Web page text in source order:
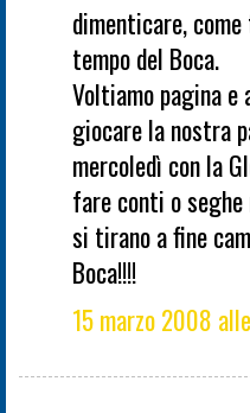
dimenticare,
tempo del Boca.
Voltiamo pagina
giocare la nostra
mercoledì con la
fare conti o
si tirano a fine
Boca!!!!
15 marzo 2008